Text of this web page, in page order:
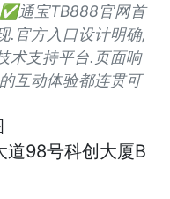
通宝TB888官网首
.官方入口设计明确,
术支持平台.页面响
互动体验都连贯可
道98号科创大厦B